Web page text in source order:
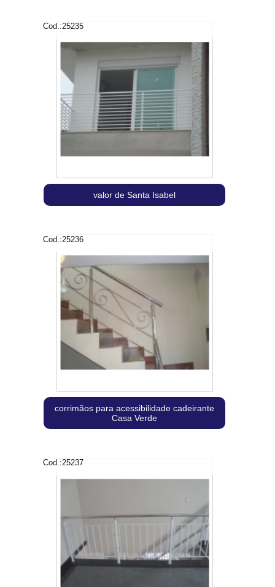
Cod.:25235
valor de Santa Isabel
Cod.:25236
corrimãos para acessibilidade cadeirante
Casa Verde
Cod.:25237